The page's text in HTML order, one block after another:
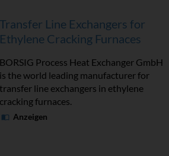
Transfer Line Exchangers for
Ethylene Cracking Furnaces
BORSIG Process Heat Exchanger GmbH
is the world leading manufacturer for
transfer line exchangers in ethylene
cracking furnaces.
Anzeigen